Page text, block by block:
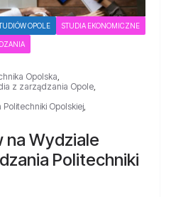
OPOLE STUDIA EKONOMICZNE
Opolska,
z zarządzania Opole,
Politechniki Opolskiej,
na Wydziale
Politechniki